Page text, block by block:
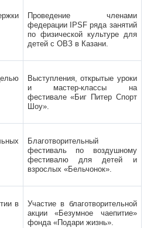
Проведение членами
федерации IPSF ряда занятий
по физической культуре для
детей с ОВЗ в Казани.
Выступления, открытые уроки
и мастер-классы на
фестивале «Биг Питер Спорт
Шоу».
Благотворительный
фестиваль по воздушному
фестивалю для детей и
взрослых «Бельчонок».
в
Участие в благотворительной
акции «Безумное чаепитие»
фонда «Подари жизнь».